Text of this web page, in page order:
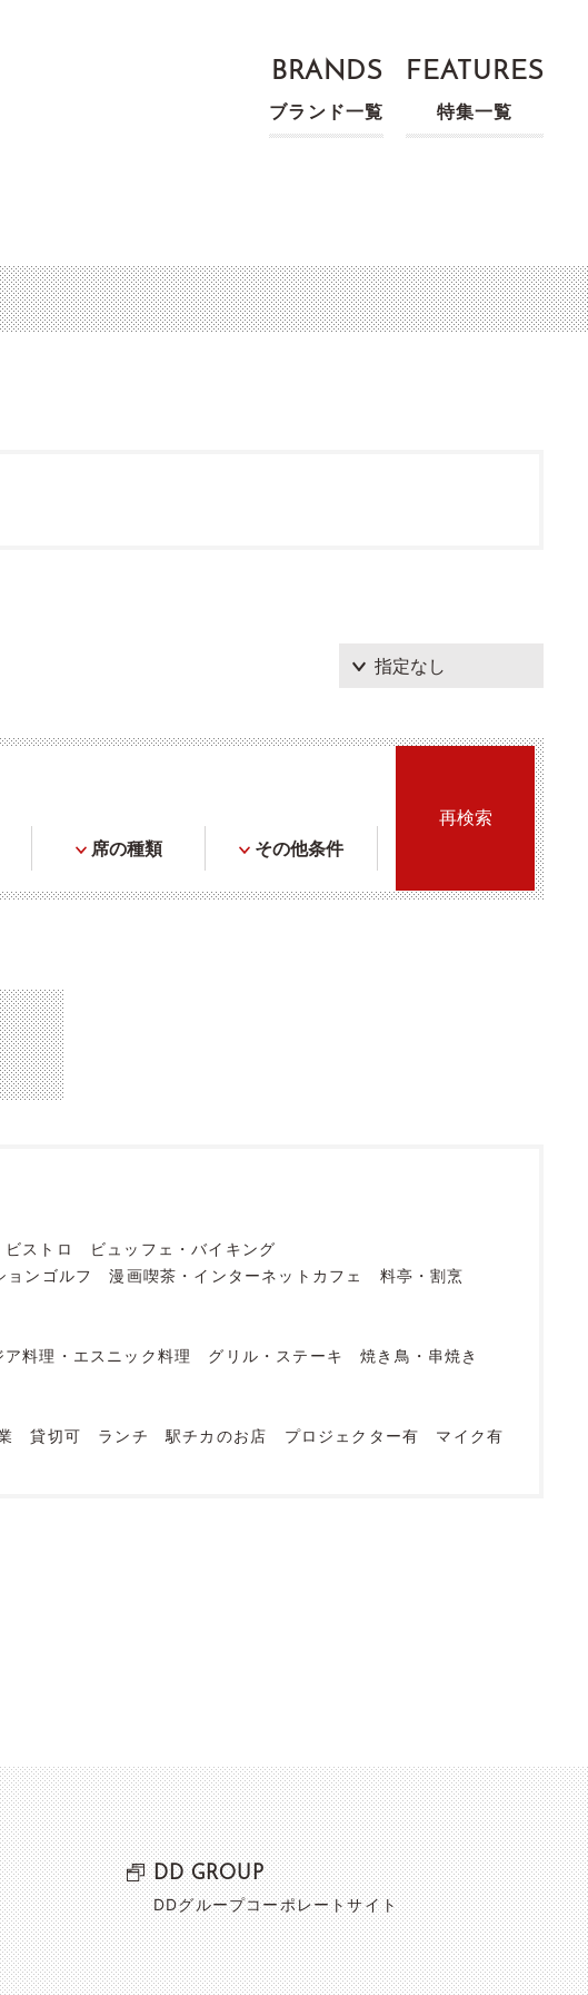
BRANDS
ブランド一覧
FEATURES
特集一覧
席の種類 その他条件
ビストロ
ビュッフェ・バイキング
ョンゴルフ 漫画喫茶・インターネットカフェ
料亭・割烹
ア料理・エスニック料理 グリル・ステーキ
焼き鳥・串焼き
貸切可 ランチ 駅チカのお店 プロジェクター有
マイク有
DD GROUP
DDグループコーポレートサイト